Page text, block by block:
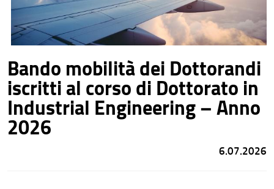
Bando mobilità dei Dottorandi
iscritti al corso di Dottorato in
Industrial Engineering – Anno
2026
6.07.2026